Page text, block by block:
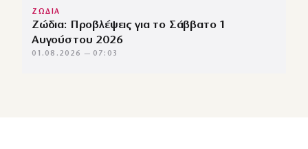
ΖΩΔΙΑ
Ζώδια: Προβλέψεις για το Σάββατο 1
Αυγούστου 2026
01.08.2026 — 07:03